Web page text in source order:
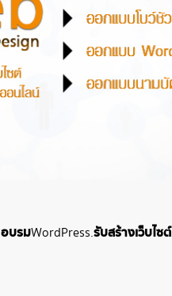
อบรมWordPress.รับสร้างเว็บไซต์